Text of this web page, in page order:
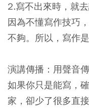
2.寫不出來時，就
因為不懂寫作技巧
不夠。所以，寫作
演講傳播：用聲音
如果你只是能寫，
家，卻少了很多直